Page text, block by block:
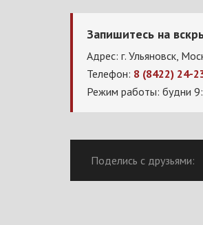
Запишитесь на
Адрес: г. Ульяновск,
Телефон: 8 (8422) 24-
Режим работы: будни
Поделись с друзьями: